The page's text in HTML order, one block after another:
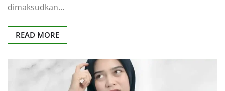
dimaksudkan…
READ MORE